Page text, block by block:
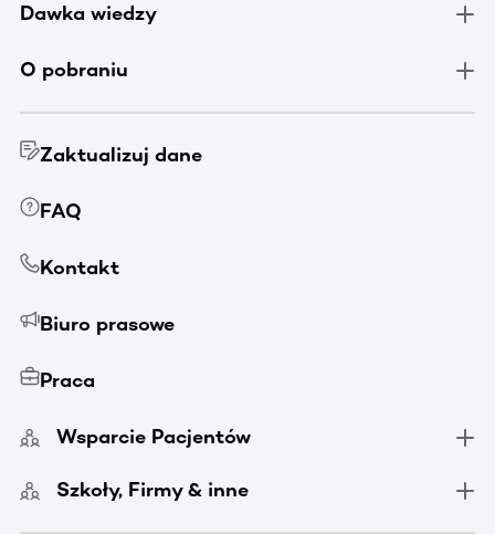
Dawka wiedzy
O pobraniu
Zaktualizuj dane
FAQ
Kontakt
Biuro prasowe
Praca
Wsparcie Pacjentów
Szkoły, Firmy & inne